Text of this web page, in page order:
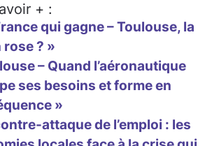
+ :
qui gagne – Toulouse, la
rose ? »
– Quand l’aéronautique
ses besoins et forme en
»
attaque de l’emploi : les